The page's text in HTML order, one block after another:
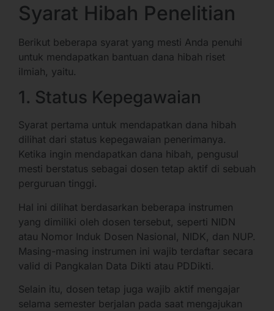
Syarat Hibah Penelitian
Berikut beberapa syarat yang mesti Anda penuhi
untuk mendapatkan bantuan dana hibah riset
ilmiah, yaitu.
1. Status Kepegawaian
Syarat pertama untuk mendapatkan dana hibah
dilihat dari status kepegawaian penerimanya.
Ketika ingin mendapatkan dana hibah, pengusul
mesti berstatus sebagai dosen tetap aktif di sebuah
perguruan tinggi.
Hal ini dilihat berdasarkan beberapa instrumen
yang dimiliki oleh dosen tersebut, seperti NIDN
atau Nomor Induk Dosen Nasional, NIDK, dan NUP.
Masing-masing instrumen ini wajib terdaftar secara
valid di Pangkalan Data Dikti atau PDDikti.
Selain itu, dosen tetap juga wajib aktif mengajar
selama semester berjalan pada saat mengajukan